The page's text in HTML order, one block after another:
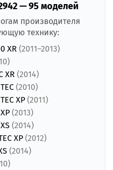
— 95 моделей
производителя
технику:
XR (2011–2013)
XR (2014)
(2010)
XP (2011)
(2013)
(2014)
XP (2012)
(2014)